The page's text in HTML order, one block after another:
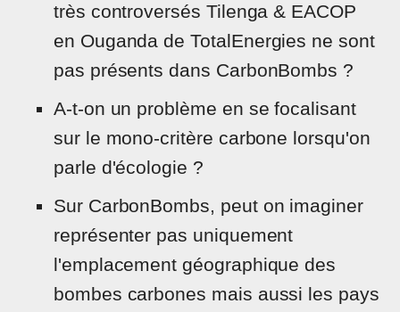
très controversés Tilenga & EACOP
en Ouganda de TotalEnergies ne sont
pas présents dans CarbonBombs ?
A-t-on un problème en se focalisant
sur le mono-critère carbone lorsqu'on
parle d'écologie ?
Sur CarbonBombs, peut on imaginer
représenter pas uniquement
l'emplacement géographique des
bombes carbones mais aussi les pays